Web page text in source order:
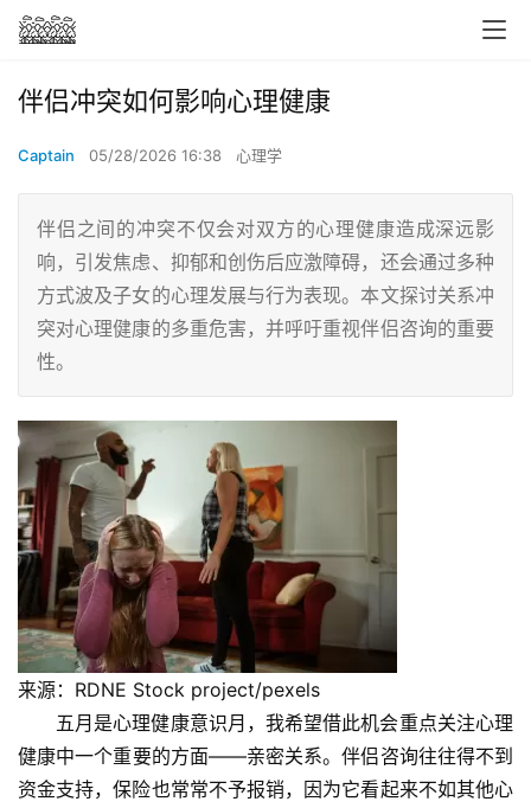
伴侣冲突如何影响心理健康
Captain 05/28/2026 16:38 心理学
伴侣之间的冲突不仅会对双方的心理健康造成深远影
响，引发焦虑、抑郁和创伤后应激障碍，还会通过多种
方式波及子女的心理发展与行为表现。本文探讨关系冲
突对心理健康的多重危害，并呼吁重视伴侣咨询的重要
性。
来源：RDNE Stock project/pexels
五月是心理健康意识月，我希望借此机会重点关注心理
健康中一个重要的方面——亲密关系。伴侣咨询往往得不到
资金支持，保险也常常不予报销，因为它看起来不如其他心